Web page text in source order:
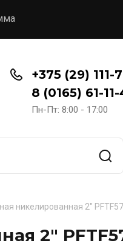
+375 (29) 111-
8 (0165) 61-
Пн-Пт: 8:00 - 17:00
никелированная 2"
2"